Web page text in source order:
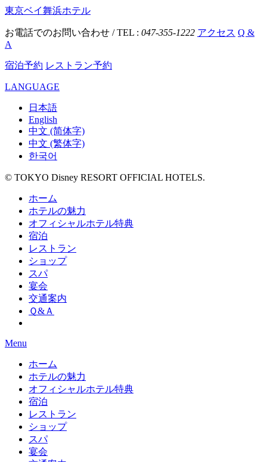
東京ベイ舞浜ホテル
お電話でのお問い合わせ / TEL : 047-355-1222 アクセス Q &
A
宿泊予約 レストラン予約
LANGUAGE
日本語
English
中文 (简体字)
中文 (繁体字)
한국어
© TOKYO Disney RESORT OFFICIAL HOTELS.
ホーム
ホテルの魅力
オフィシャルホテル特典
宿泊
レストラン
ショップ
スパ
宴会
交通案内
Ｑ&Ａ
Menu
ホーム
ホテルの魅力
オフィシャルホテル特典
宿泊
レストラン
ショップ
スパ
宴会